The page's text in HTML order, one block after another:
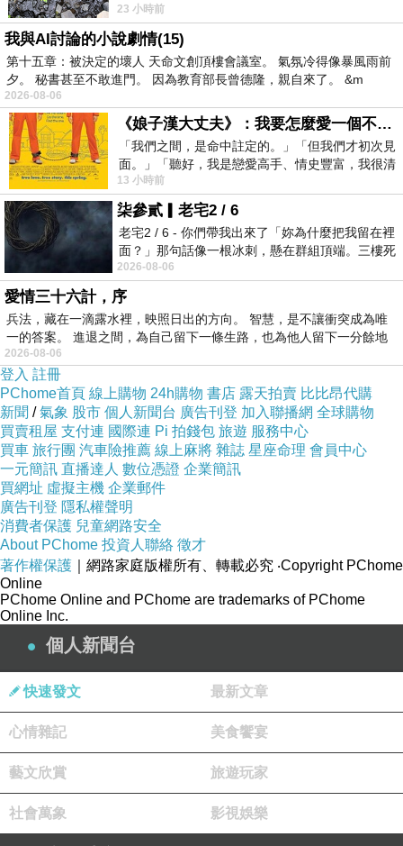
Uncle
又被當靶打了
版主回應
現在靶換人了
他們去互咬,沒我的事~
2011-07-19 12:14:58
(悄悄話)
2011-07-13 19:48:24
2011-07-04 18:57:03
為什麼要急救???
版主回應
前2星期正好有人憂鬱症發病
一連OVER DOSE 2次~~~
2次都被抓去醫院急救...@@
2011-07-19 12:14:29
23 小時前
我與AI討論的小說劇情(15)
第十五章：被決定的壞人 天命文創頂樓會議室。 氣氛冷得像暴風雨前
夕。 秘書甚至不敢進門。 因為教育部長曾德隆，親自來了。 &m
2026-08-06
《娘子漢大丈夫》：我要怎麼愛一個不存在的人？
「我們之間，是命中註定的。」「但我們才初次見
面。」「聽好，我是戀愛高手、情史豐富，我很清
楚這種感覺，你我之間的那種感覺，現
13 小時前
柒參貳▎老宅2 / 6
老宅2 / 6 - 你們帶我出來了「妳為什麼把我留在裡
面？」那句話像一根冰刺，懸在群組頂端。三樓死
死盯著照片裡的人。那個人確實站在
2026-08-06
愛情三十六計，序
兵法，藏在一滴露水裡，映照日出的方向。 智慧，是不讓衝突成為唯
一的答案。 進退之間，為自己留下一條生路，也為他人留下一分餘地
2026-08-06
登入 註冊
PChome首頁 線上購物 24h購物 書店 露天拍賣 比比昂代購
新聞 /氣象 股市 個人新聞台 廣告刊登 加入聯播網 全球購物
買賣租屋 支付連 國際連 Pi 拍錢包 旅遊 服務中心
買車 旅行團 汽車險推薦 線上麻將 雜誌 星座命理 會員中心
一元簡訊 直播達人 數位憑證 企業簡訊
買網址 虛擬主機 企業郵件
廣告刊登 隱私權聲明
消費者保護 兒童網路安全
About PChome 投資人聯絡 徵才
著作權保護 ｜網路家庭版權所有、轉載必究 ‧Copyright PChome
Online
PChome Online and PChome are trademarks of PChome
Online Inc.
個人新聞台
快速發文 最新文章
心情雜記 美食饗宴
藝文欣賞 旅遊玩家
社會萬象 影視娛樂